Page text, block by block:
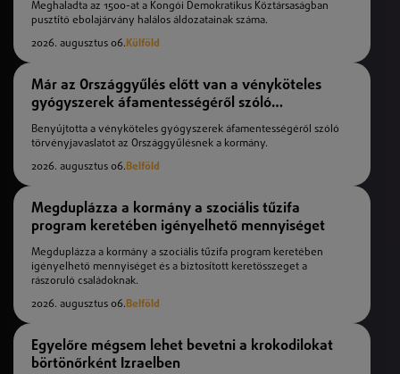
Meghaladta az 1500-at a Kongói Demokratikus Köztársaságban
pusztító ebolajárvány halálos áldozatainak száma.
2026. augusztus 06. Külföld
Már az Országgyűlés előtt van a vényköteles
gyógyszerek áfamentességéről szóló
törvényjavaslat
Benyújtotta a vényköteles gyógyszerek áfamentességéről szóló
törvényjavaslatot az Országgyűlésnek a kormány.
2026. augusztus 06.Belföld
Megduplázza a kormány a szociális tűzifa
program keretében igényelhető mennyiséget
Megduplázza a kormány a szociális tűzifa program keretében
igényelhető mennyiséget és a biztosított keretösszeget a
rászoruló családoknak.
2026. augusztus 06.Belföld
Egyelőre mégsem lehet bevetni a krokodilokat
börtönőrként Izraelben